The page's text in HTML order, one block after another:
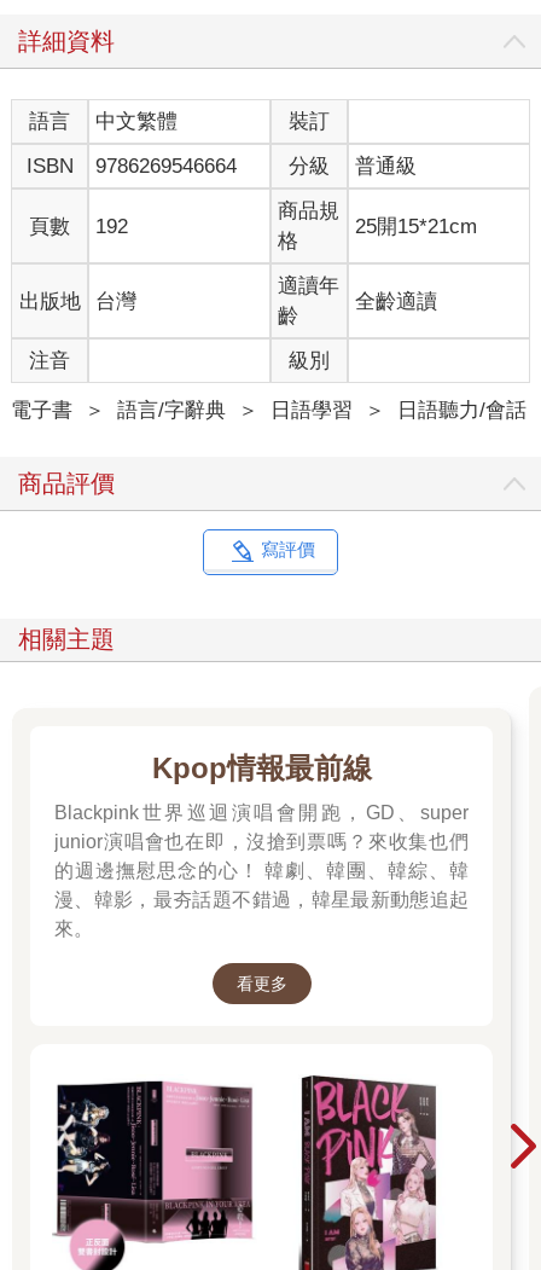
詳細資料
語言 中文繁體
裝訂
ISBN
9786269546664 分級 普通級
頁數 192
商品規
格
25開15*21cm
出版地 台灣
適讀年
齡
全齡適讀
注音 級別
電子書 ＞ 語言/字辭典 ＞ 日語學習 ＞ 日語聽力/會話
商品評價
寫評價
相關主題
Kpop情報最前線
Blackpink世界巡迴演唱會開跑，GD、super
junior演唱會也在即，沒搶到票嗎？來收集也們
的週邊撫慰思念的心！ 韓劇、韓團、韓綜、韓
漫、韓影，最夯話題不錯過，韓星最新動態追起
來。
看更多